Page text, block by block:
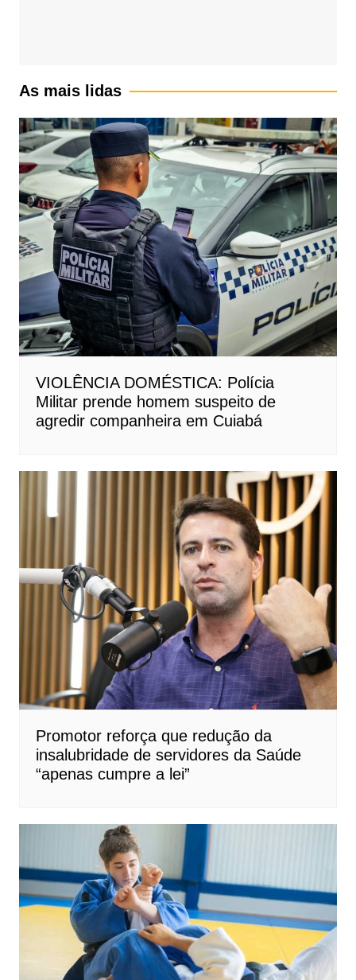
As mais lidas
VIOLÊNCIA DOMÉSTICA: Polícia
Militar prende homem suspeito de
agredir companheira em Cuiabá
Promotor reforça que redução da
insalubridade de servidores da Saúde
“apenas cumpre a lei”